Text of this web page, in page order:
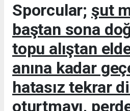
Sporcular; şut
baştan sona
topu alıştan
anına kadar
hatasız tekrar
oturtmayı, perde